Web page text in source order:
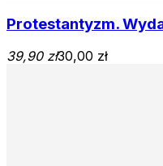
Protestantyzm.
39,90 zł30,00 zł